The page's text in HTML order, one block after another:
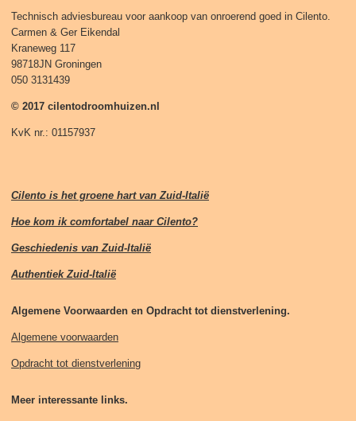
Technisch adviesbureau voor aankoop van onroerend goed in Cilento.
Carmen & Ger Eikendal
Kraneweg 117
98718JN Groningen
050 3131439
© 2017 cilentodroomhuizen.nl
KvK nr.: 01157937
Cilento is het groene hart van Zuid-Italië
Hoe kom ik comfortabel naar Cilento?
Geschiedenis van Zuid-Italië
Authentiek Zuid-Italië
Algemene Voorwaarden en Opdracht tot dienstverlening.
Algemene voorwaarden
Opdracht tot dienstverlening
Meer interessante links.